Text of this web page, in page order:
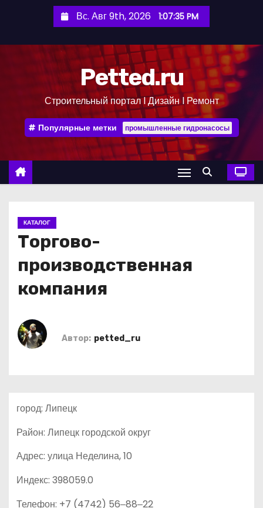
е
Вс. Авг 9th, 2026 1:07:35 PM
Petted.ru
Строительный портал l Дизайн l Ремонт
Популярные метки промышленные гидронасосы
КАТАЛОГ
Торгово-
производственная
компания
Автор: petted_ru
город: Липецк
Район: Липецк городской округ
Адрес: улица Неделина, 10
Индекс: 398059.0
Телефон: +7 (4742) 56‒88‒22